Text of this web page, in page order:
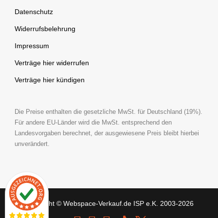
Support
Partnerprogramm
Auszeichnungen
Referenzen
Glossar
Videos & Content
Stellenangebote
Datenschutz
Widerrufsbelehrung
Impressum
Verträge hier widerrufen
Verträge hier kündigen
Die Preise enthalten die gesetzliche MwSt. für Deutschland (19%).
Für andere EU-Länder wird die MwSt. entsprechend den
Landesvorgaben berechnet, der ausgewiesene Preis bleibt hierbei
unverändert.
Copyright © Webspace-Verkauf.de ISP e.K. 2003-2026